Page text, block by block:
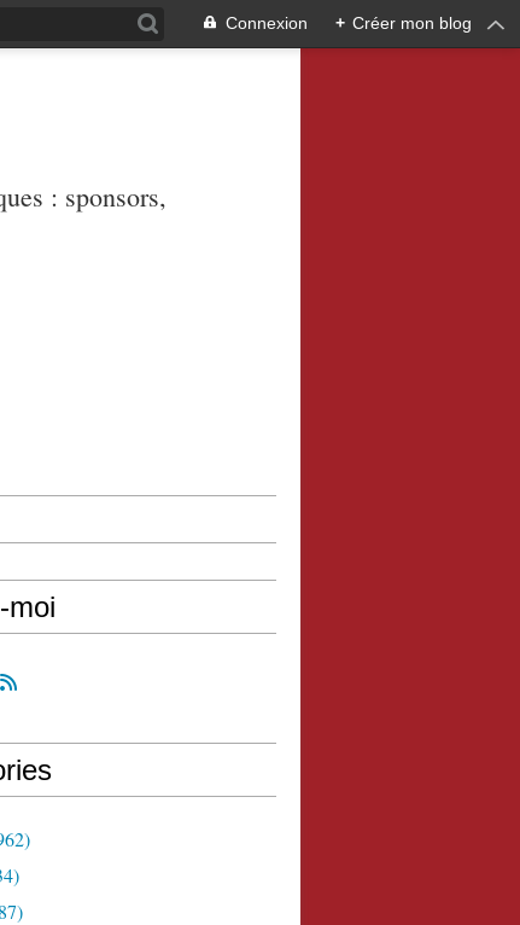
Connexion + Créer mon blog
: sponsors,
moi